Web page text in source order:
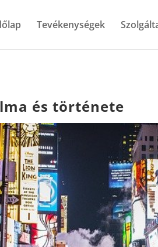
Tevékenységek
és története